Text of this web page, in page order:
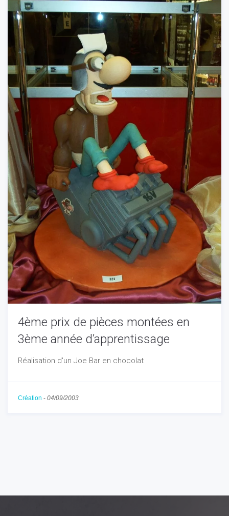
4ème prix de pièces montées en
3ème année d’apprentissage
Réalisation d'un Joe Bar en chocolat
Création - 04/09/2003